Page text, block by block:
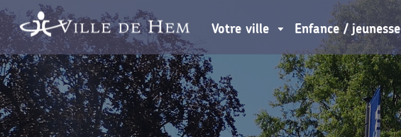
Votre ville Enfance / jeunesse